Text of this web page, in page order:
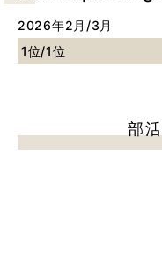
2026年2月/3月
1位/1位
部